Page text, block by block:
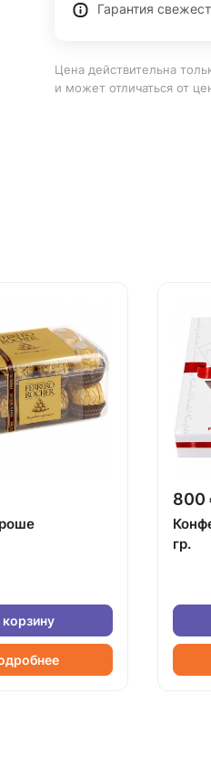
Гарантия
Цена действительна
и может отличаться от
корзину
800
гр.